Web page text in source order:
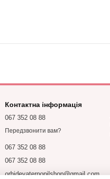
Контактна інформація
067 352 08 88
Передзвонити вам?
067 352 08 88
067 352 08 88
orhideyaternopilshop@gmail.com